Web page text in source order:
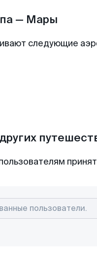
— Мары
следующие